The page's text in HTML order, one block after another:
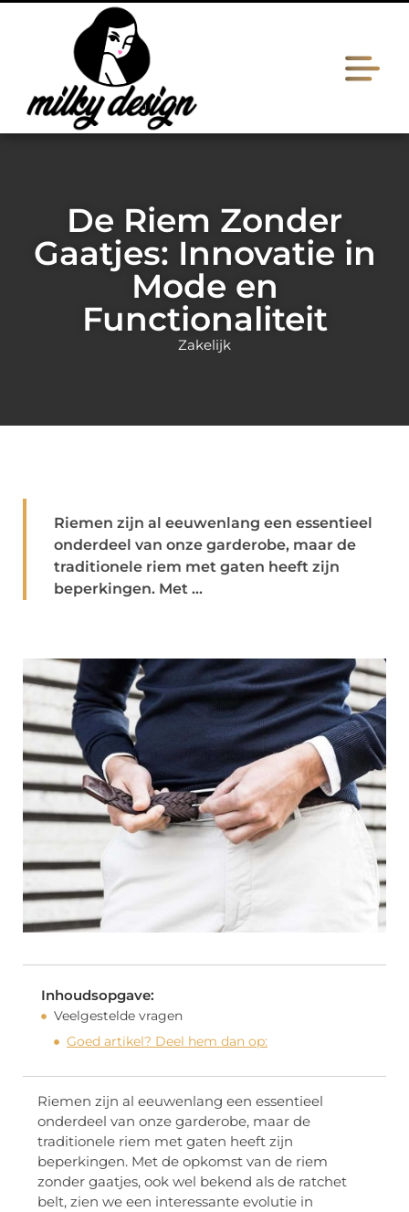
De Riem Zonder
Gaatjes: Innovatie in
Mode en
Functionaliteit
Zakelijk
Riemen zijn al eeuwenlang een essentieel
onderdeel van onze garderobe, maar de
traditionele riem met gaten heeft zijn
beperkingen. Met ...
Inhoudsopgave:
Veelgestelde vragen
Goed artikel? Deel hem dan op:
Riemen zijn al eeuwenlang een essentieel
onderdeel van onze garderobe, maar de
traditionele riem met gaten heeft zijn
beperkingen. Met de opkomst van de riem
zonder gaatjes, ook wel bekend als de ratchet
belt, zien we een interessante evolutie in